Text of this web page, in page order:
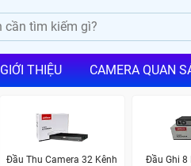
GIỚI THIỆU CAMERA QUAN
Đầu Thu Camera 32 Kênh
Đầu Ghi 8